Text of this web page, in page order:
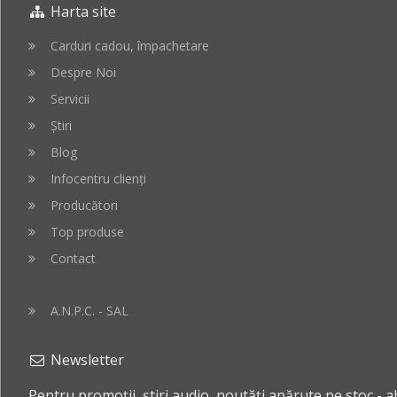
Harta site
Carduri cadou, împachetare
Despre Noi
Servicii
Știri
Blog
Infocentru clienți
Producători
Top produse
Contact
A.N.P.C. - SAL
Newsletter